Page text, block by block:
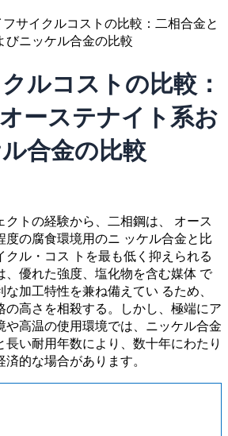
フサイクルコストの比較：二相合金と
びニッケル合金の比較
ルコストの比較：
ーステナイト系お
合金の比較
クトの経験から、二相鋼は、 オース
度の腐食環境用のニ ッケル合金と比
クル・コス トを最も低く抑えられる
、優れた強度、塩化物を含む媒体 で
加工特性を兼ね備えてい るため、
の高さを相殺する。しかし、極端にア
や高温の使用環境では、ニッケル合金
い耐用年数により、数十年にわたり
的な場合があります。